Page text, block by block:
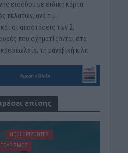
εισόδου με ειδική κάρτα
πελατών, ανά τ.μ.
οι αποστάσεις των 2,
που σχηματίζονται στα
τη μαναβική κ.λπ.
επίσης
ΝΕΟΙ ΟΡΙΖΟΝΤΕΣ
ΤΟΥΡΙΣΜΟΣ